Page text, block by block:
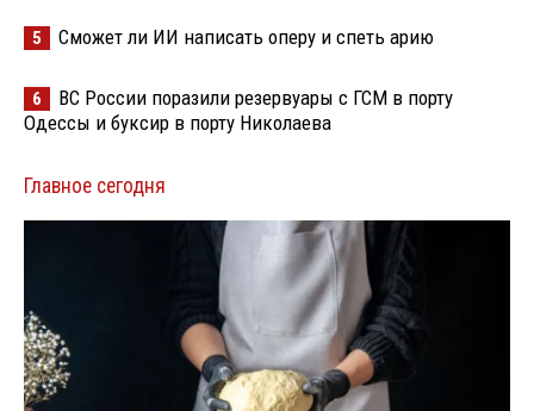
5 Сможет ли ИИ написать оперу и спеть арию
6
ВС России поразили резервуары с ГСМ в порту
Одессы и буксир в порту Николаева
Главное сегодня